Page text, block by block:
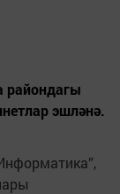
райондагы
эшләнә.